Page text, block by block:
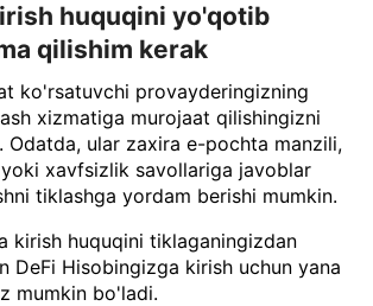
huquqini yo'qotib
qilishim kerak
ko'rsatuvchi provayderingizning
xizmatiga murojaat qilishingizni
Odatda, ular zaxira e-pochta manzili,
xavfsizlik savollariga javoblar
tiklashga yordam berishi mumkin.
kirish huquqini tiklaganingizdan
DeFi Hisobingizga kirish uchun yana
mumkin bo'ladi.